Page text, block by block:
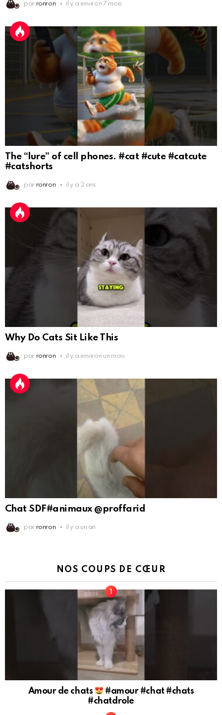
par ronron il y a environ 7 mois
The “lure” of cell phones. #cat #cute #catcute
#catshorts
par ronron il y a 2 ans
Why Do Cats Sit Like This
par ronron il y a environ un mois
Chat SDF#animaux @proffarid
par ronron il y a un an
NOS COUPS DE CŒUR
Amour de chats
#amour #chat #chats
#chatdrole